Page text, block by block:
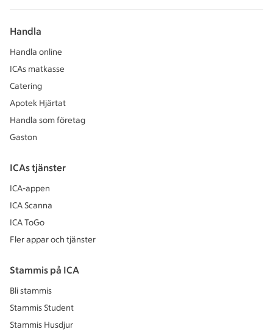
Handla
Handla online
ICAs matkasse
Catering
Apotek Hjärtat
Handla som företag
Gaston
ICAs tjänster
ICA-appen
ICA Scanna
ICA ToGo
Fler appar och tjänster
Stammis på ICA
Bli stammis
Stammis Student
Stammis Husdjur